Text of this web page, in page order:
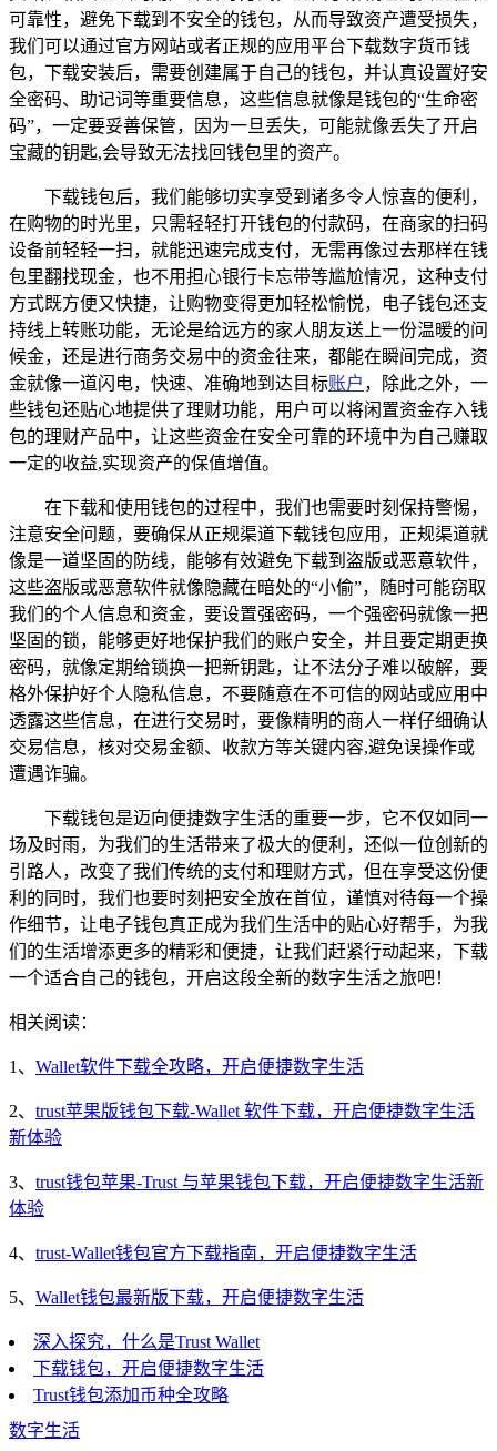
可靠性，避免下载到不安全的钱包，从而导致资产遭受损失，
我们可以通过官方网站或者正规的应用平台下载数字货币钱
包，下载安装后，需要创建属于自己的钱包，并认真设置好安
全密码、助记词等重要信息，这些信息就像是钱包的“生命密
码”，一定要妥善保管，因为一旦丢失，可能就像丢失了开启
宝藏的钥匙,会导致无法找回钱包里的资产。
下载钱包后，我们能够切实享受到诸多令人惊喜的便利，
在购物的时光里，只需轻轻打开钱包的付款码，在商家的扫码
设备前轻轻一扫，就能迅速完成支付，无需再像过去那样在钱
包里翻找现金，也不用担心银行卡忘带等尴尬情况，这种支付
方式既方便又快捷，让购物变得更加轻松愉悦，电子钱包还支
持线上转账功能，无论是给远方的家人朋友送上一份温暖的问
候金，还是进行商务交易中的资金往来，都能在瞬间完成，资
金就像一道闪电，快速、准确地到达目标账户 ，除此之外，一
些钱包还贴心地提供了理财功能，用户可以将闲置资金存入钱
包的理财产品中，让这些资金在安全可靠的环境中为自己赚取
一定的收益,实现资产的保值增值。
在下载和使用钱包的过程中，我们也需要时刻保持警惕，
注意安全问题，要确保从正规渠道下载钱包应用，正规渠道就
像是一道坚固的防线，能够有效避免下载到盗版或恶意软件，
这些盗版或恶意软件就像隐藏在暗处的“小偷”，随时可能窃取
我们的个人信息和资金，要设置强密码，一个强密码就像一把
坚固的锁，能够更好地保护我们的账户安全，并且要定期更换
密码，就像定期给锁换一把新钥匙，让不法分子难以破解，要
格外保护好个人隐私信息，不要随意在不可信的网站或应用中
透露这些信息，在进行交易时，要像精明的商人一样仔细确认
交易信息，核对交易金额、收款方等关键内容,避免误操作或
遭遇诈骗。
下载钱包是迈向便捷数字生活的重要一步，它不仅如同一
场及时雨，为我们的生活带来了极大的便利，还似一位创新的
引路人，改变了我们传统的支付和理财方式，但在享受这份便
利的同时，我们也要时刻把安全放在首位，谨慎对待每一个操
作细节，让电子钱包真正成为我们生活中的贴心好帮手，为我
们的生活增添更多的精彩和便捷，让我们赶紧行动起来，下载
一个适合自己的钱包，开启这段全新的数字生活之旅吧！
相关阅读：
1、 Wallet软件下载全攻略，开启便捷数字生活
2、 trust苹果版钱包下载-Wallet 软件下载，开启便捷数字生活
新体验
3、 trust钱包苹果-Trust 与苹果钱包下载，开启便捷数字生活新
体验
4、 trust-Wallet钱包官方下载指南，开启便捷数字生活
5、 Wallet钱包最新版下载，开启便捷数字生活
深入探究，什么是Trust Wallet
下载钱包，开启便捷数字生活
Trust钱包添加币种全攻略
数字生活